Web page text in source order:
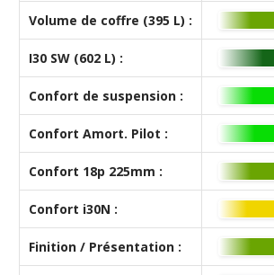
Volume de coffre (395 L) :
I30 SW (602 L) :
Confort de suspension :
Confort Amort. Pilot :
Confort 18p 225mm :
Confort i30N :
Finition / Présentation :